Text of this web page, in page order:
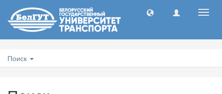
Поиск